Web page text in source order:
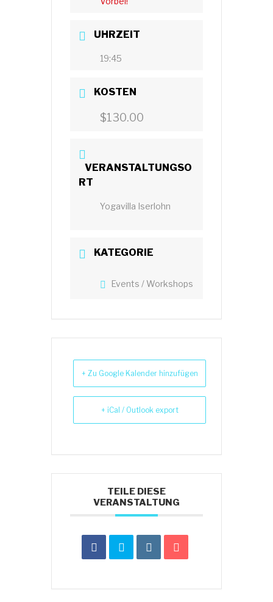
UHRZEIT
19:45
KOSTEN
$130.00
VERANSTALTUNGSO
RT
Yogavilla Iserlohn
KATEGORIE
Events / Workshops
+ Zu Google Kalender hinzufügen
+ iCal / Outlook export
TEILE DIESE
VERANSTALTUNG